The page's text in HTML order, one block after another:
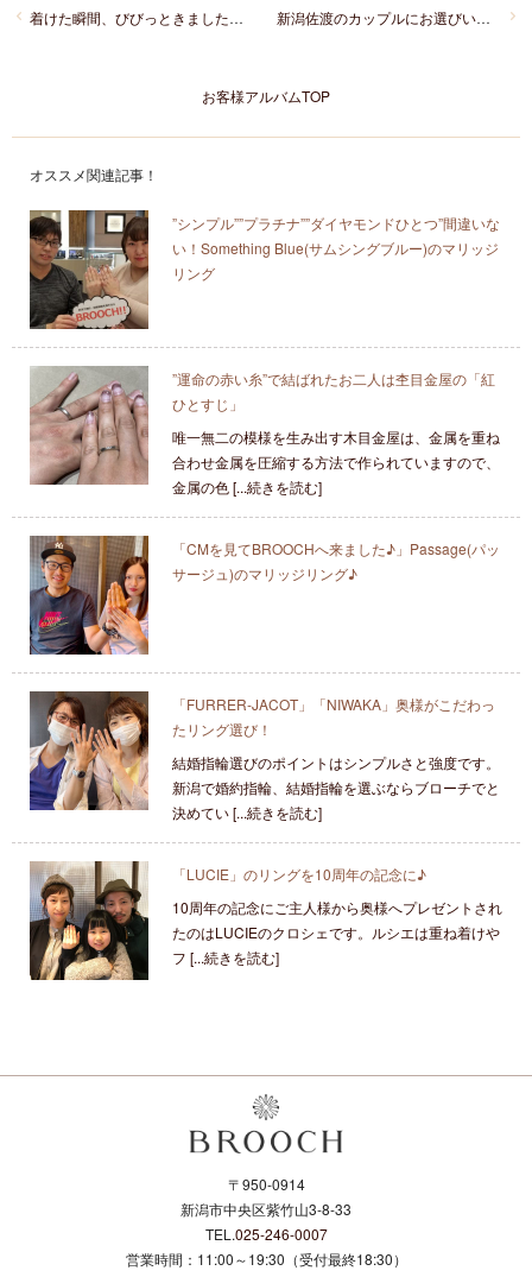
新潟佐渡のカップルにお選びいただいたのはキラキラが可愛いinfinity love
着けた瞬間、びびっときました！鍛造製法のFURRER-JACOT
お客様アルバムTOP
オススメ関連記事！
”シンプル””プラチナ””ダイヤモンドひとつ”間違いな
い！Something Blue(サムシングブルー)のマリッジ
リング
”運命の赤い糸”で結ばれたお二人は杢目金屋の「紅
ひとすじ」
唯一無二の模様を生み出す木目金屋は、金属を重ね
合わせ金属を圧縮する方法で作られていますので、
金属の色 [...続きを読む]
「CMを見てBROOCHへ来ました♪」Passage(パッ
サージュ)のマリッジリング♪
「FURRER‐JACOT」「NIWAKA」奥様がこだわっ
たリング選び！
結婚指輪選びのポイントはシンプルさと強度です。
新潟で婚約指輪、結婚指輪を選ぶならブローチでと
決めてい [...続きを読む]
「LUCIE」のリングを10周年の記念に♪
10周年の記念にご主人様から奥様へプレゼントされ
たのはLUCIEのクロシェです。ルシエは重ね着けや
フ [...続きを読む]
〒950-0914
新潟市中央区紫竹山3-8-33
TEL.025-246-0007
営業時間：11:00～19:30（受付最終18:30）